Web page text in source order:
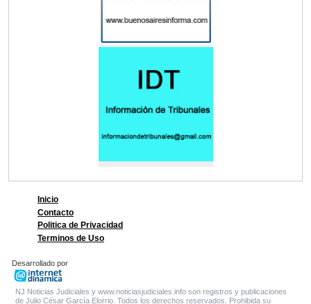
Inicio
Contacto
Politica de Privacidad
Terminos de Uso
Desarrollado por
NJ Noticias Judiciales y www.noticiasjudiciales.info son registros y publicaciones
de Julio César García Elorrio. Todos los derechos reservados. Prohibida su